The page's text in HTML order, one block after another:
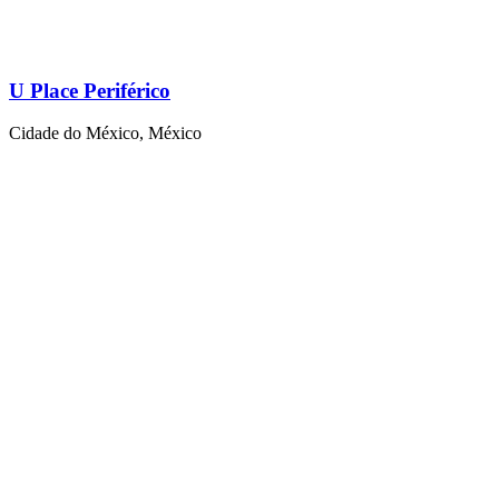
U Place Periférico
Cidade do México, México